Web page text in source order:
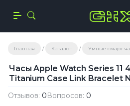
Главная Каталог Умные смарт
Часы Apple Watch Series 11
Titanium Case Link Bracelet
Отзывов: 0Вопросов: 0